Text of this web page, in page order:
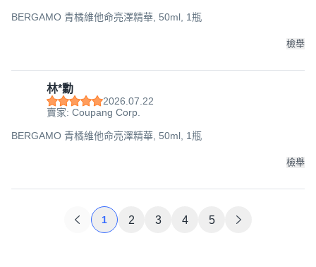
BERGAMO 青橘維他命亮澤精華, 50ml, 1瓶
檢舉
林*勳
2026.07.22
賣家: Coupang Corp.
BERGAMO 青橘維他命亮澤精華, 50ml, 1瓶
檢舉
1 2 3 4 5